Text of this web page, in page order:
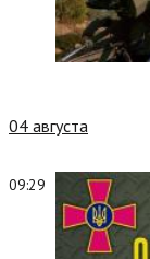
04 августа
09:29